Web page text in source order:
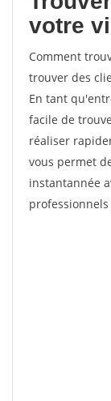
votre
Comment
trouver des
En tant
facile de
réaliser
vous permet
instantannée